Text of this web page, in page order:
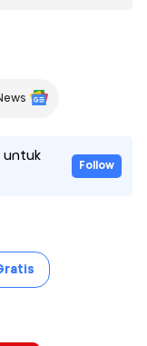
untuk
Follow